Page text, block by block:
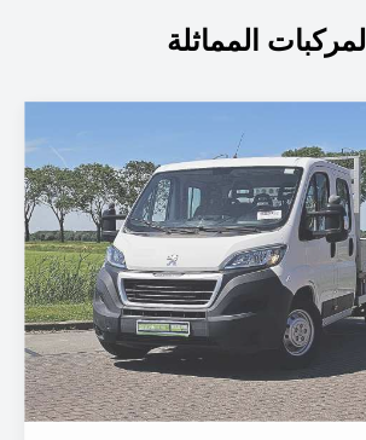
المركبات المماثلة